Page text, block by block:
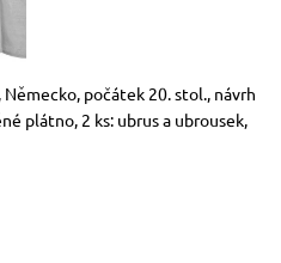
počátek 20. stol., návrh
plátno, 2 ks: ubrus a ubrousek,